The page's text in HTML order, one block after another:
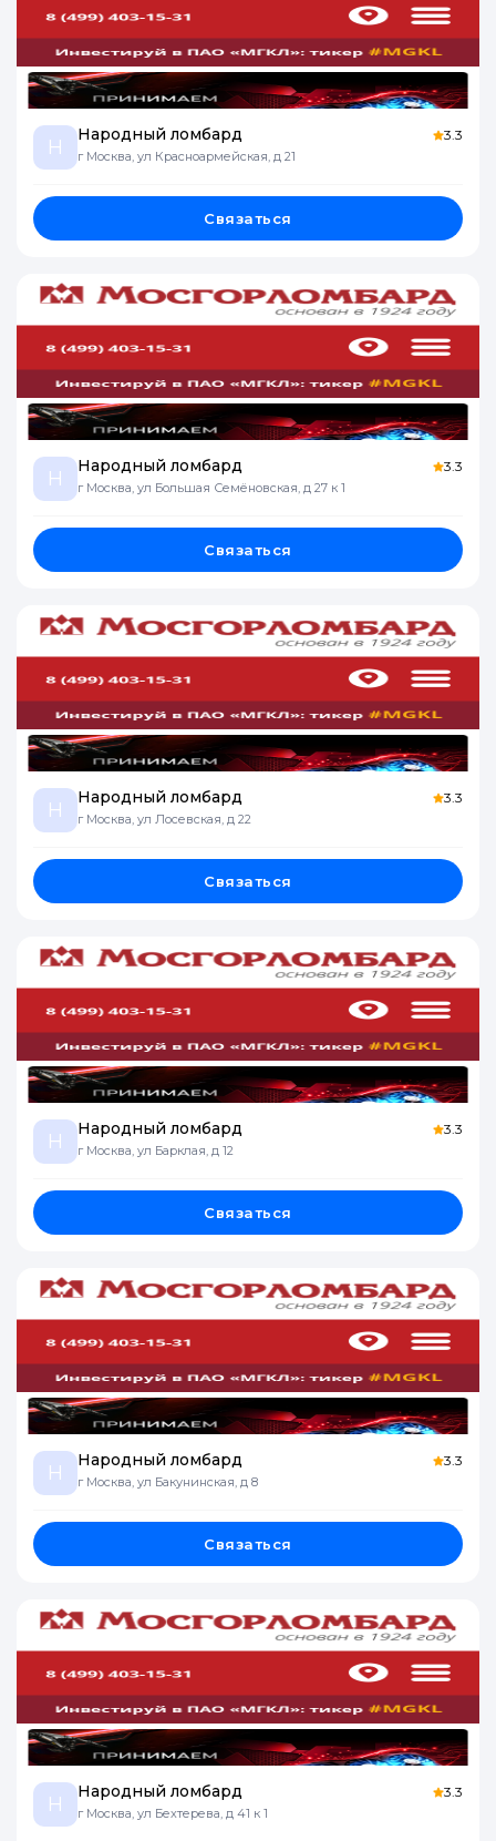
Н
Народный ломбард
г Москва, ул Красноармейская, д 21
3.3
Связаться
Н
Народный ломбард
г Москва, ул Большая Семёновская, д 27 к 1
3.3
Связаться
Н
Народный ломбард
г Москва, ул Лосевская, д 22
3.3
Связаться
Н
Народный ломбард
г Москва, ул Барклая, д 12
3.3
Связаться
Н
Народный ломбард
г Москва, ул Бакунинская, д 8
3.3
Связаться
Н
Народный ломбард
г Москва, ул Бехтерева, д 41 к 1
3.3